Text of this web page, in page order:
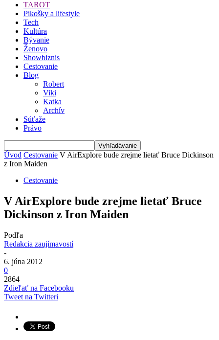
TAROT
Pikošky a lifestyle
Tech
Kultúra
Bývanie
Ženovo
Showbiznis
Cestovanie
Blog
Robert
Viki
Katka
Archív
Súťaže
Právo
Úvod Cestovanie V AirExplore bude zrejme lietať Bruce Dickinson
z Iron Maiden
Cestovanie
V AirExplore bude zrejme lietať Bruce
Dickinson z Iron Maiden
Podľa
Redakcia zaujímavostí
-
6. júna 2012
0
2864
Zdieľať na Facebooku
Tweet na Twitteri